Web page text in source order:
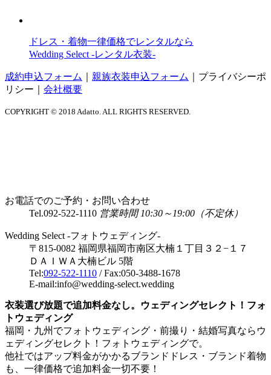
ドレス・着物一律価格でレンタルなら
Wedding Select -レンタル衣装-
成約申込フォーム 親族衣装申込フォーム
プライバシーポ
リシー
会社概要
COPYRIGHT © 2018 Adatto. ALL RIGHTS RESERVED.
お電話でのご予約・お問い合わせ
Tel.092-522-1110 営業時間 10:30～19:00（不定休）
Wedding Select -フォトウェディング-
〒815-0082 福岡県福岡市南区大楠１丁目３２−１７
ＤＡＩＷＡ大楠ビル 5階
Tel:092-522-1110 / Fax:050-3488-1678
E-mail:info@wedding-select.wedding
衣装選び放題で追加料金なし。ウェディングセレクト！フォ
トウェディング
福岡・九州でフォトウェディング・前撮り・結婚写真ならウ
ェディングセレクト！フォトウェディングで。
他社ではアップ料金がかかるブランドドレス・ブランド着物
も、一律価格で追加料金一切不要！